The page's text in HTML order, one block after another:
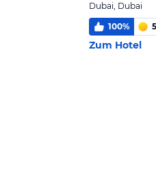
Dubai, Dubai
100%
Zum Hotel